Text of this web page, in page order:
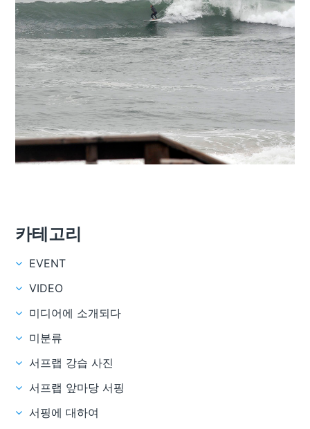
카테고리
EVENT
VIDEO
미디어에 소개되다
미분류
서프랩 강습 사진
서프랩 앞마당 서핑
서핑에 대하여